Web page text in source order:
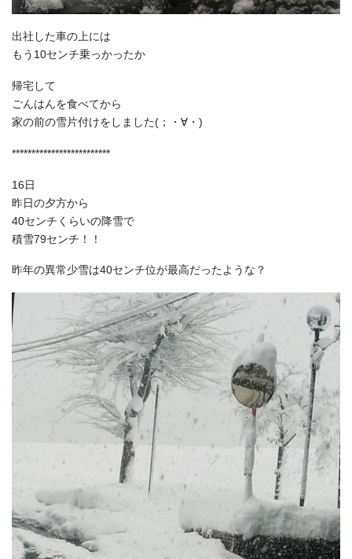
出社した車の上には
もう10センチ乗っかったか
帰宅して
ごんはんを食べてから
家の前の雪片付けをしました(；・∀・)
*************************
16日
昨日の夕方から
40センチくらいの降雪で
積雪79センチ！！
昨年の異常少雪は40センチ位が最高だったような？